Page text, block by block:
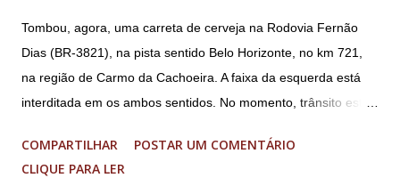
Sérgio Nogueira, ex-ministro da Defesa; e o general da
reserva Walter Braga Netto, ex-ministro da Casa Civil e da
Defesa. A acusação envolveu os crimes de tentativa de
abolição violenta do Estado Democrático de Direito, golpe de
Tombou, agora, uma carreta de cerveja na Rodovia Fernão
Dias (BR-3821), na pista sentido Belo Horizonte, no km 721,
na região de Carmo da Cachoeira. A faixa da esquerda está
interditada em os ambos sentidos. No momento, trânsito está
Imagens @transitofernaodias *Por Sebastião Filho
COMPARTILHAR
POSTAR UM COMENTÁRIO
CLIQUE PARA LER